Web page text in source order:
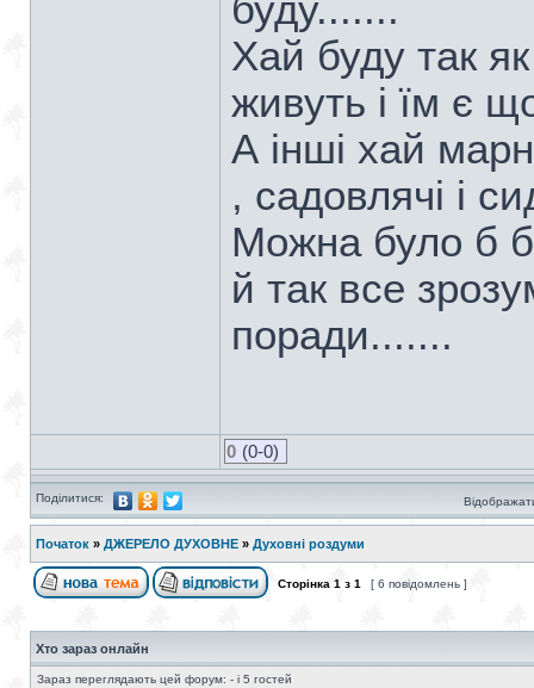
буду.......
Хай буду так
живуть і їм є
А інші хай
, садовлячі і
Можна було б
й так все
поради.......
0 (0-0)
Поділитися:
Початок » ДЖЕРЕЛО ДУХОВНЕ » Духовні роздуми
Сторінка 1 з 1 [ 6 повідомлень ]
Хто зараз онлайн
Зараз переглядають цей форум: - і 5 гостей